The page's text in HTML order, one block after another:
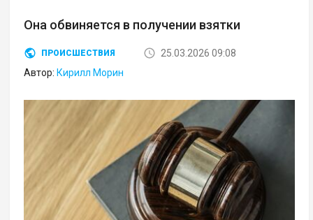
Она обвиняется в получении взятки
ПРОИСШЕСТВИЯ
25.03.2026 09:08
Автор: Кирилл Морин